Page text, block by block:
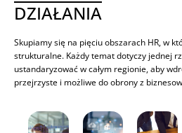
DZIAŁANIA
Skupiamy się na pięciu obszarach HR, w
strukturalne. Każdy temat dotyczy jednej
ustandaryzować w całym regionie, aby
przejrzyste i możliwe do obrony z